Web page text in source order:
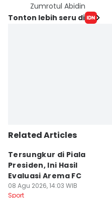
Zumrotul Abidin
Tonton lebih seru di
Related Articles
Tersungkur di Piala
Presiden, Ini Hasil
Evaluasi Arema FC
08 Agu 2026, 14:03 WIB
Sport